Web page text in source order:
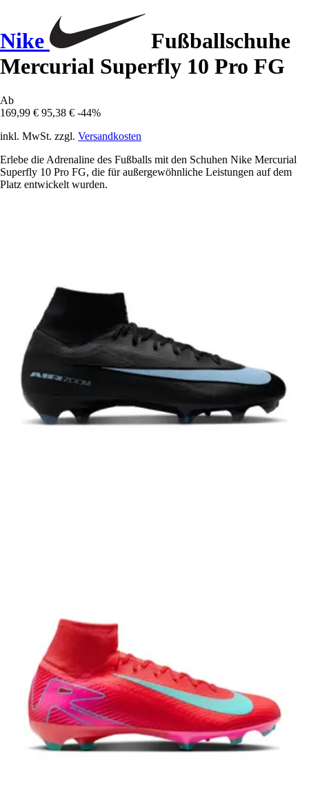
Nike
Fußballschuhe
Mercurial Superfly 10 Pro FG
Ab
169,99 € 95,38 € -44%
inkl. MwSt. zzgl. Versandkosten
Erlebe die Adrenaline des Fußballs mit den Schuhen Nike Mercurial
Superfly 10 Pro FG, die für außergewöhnliche Leistungen auf dem
Platz entwickelt wurden.